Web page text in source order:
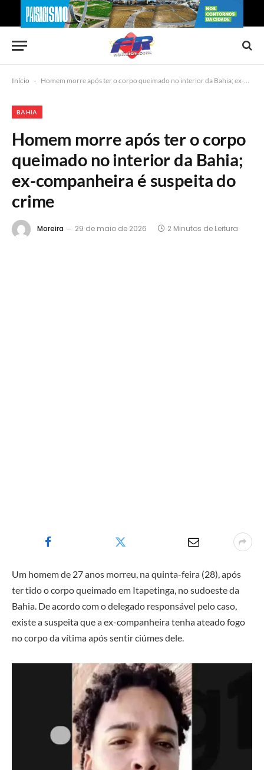
Início - Homem morre após ter o corpo queimado no interior da Bahia; ex-companheira é suspeita do crime
BAHIA
Homem morre após ter o corpo
queimado no interior da Bahia;
ex-companheira é suspeita do
crime
Moreira 29 de maio de 2026 2 Minutos de Leitura
Um homem de 27 anos morreu, na quinta-feira (28), após
ter tido o corpo queimado em Itapetinga, no sudoeste da
Bahia. De acordo com o delegado responsável pelo caso,
existe a suspeita que a ex-companheira tenha ateado fogo
no corpo da vítima após sentir ciúmes dele.